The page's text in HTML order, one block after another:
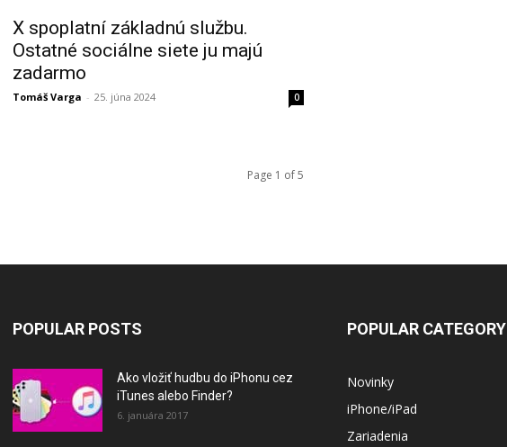
X spoplatní základnú službu.
Ostatné sociálne siete ju majú
zadarmo
Tomáš Varga - 25. júna 2024 0
Page 1 of 5
POPULAR POSTS
Ako vložiť hudbu do iPhonu cez
iTunes alebo Finder?
6. januára 2017
POPULAR CATEGORY
Novinky
iPhone/iPad
Zariadenia